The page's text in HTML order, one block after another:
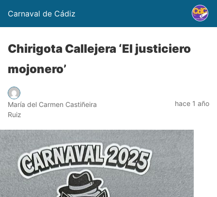
Carnaval de Cádiz
Chirigota Callejera ‘El justiciero
mojonero’
María del Carmen Castiñeira
Ruiz
hace 1 año